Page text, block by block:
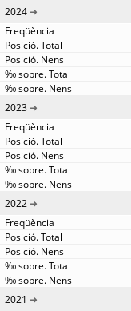
2024
2023
2022
2021